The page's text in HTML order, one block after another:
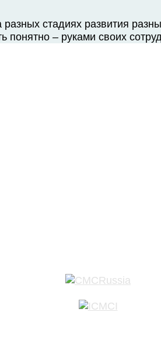
стадиях развития
– руками своих